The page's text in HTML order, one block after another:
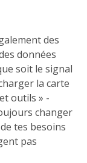
des
données
soit le signal
la carte
outils » -
changer
tes besoins
pas